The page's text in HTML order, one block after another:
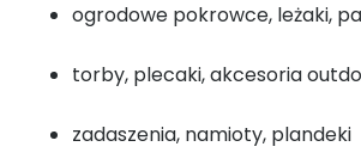
ogrodowe pokrowce, leżaki,
torby, plecaki, akcesoria
zadaszenia, namioty, plandeki